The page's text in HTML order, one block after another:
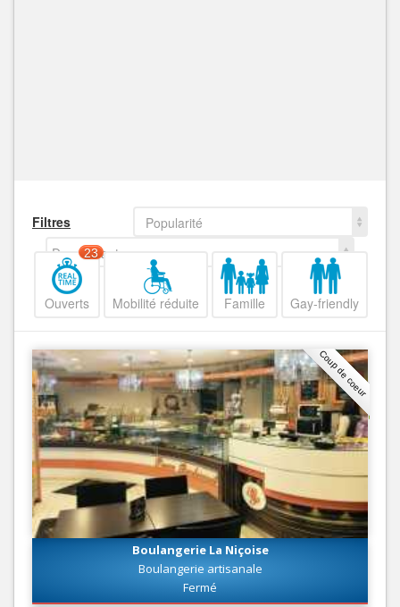
Filtres
Popularité
Decroissant
Ouverts
23
Mobilité réduite Famille Gay-friendly
Coup de coeur
Boulangerie La Niçoise
Boulangerie artisanale
Fermé